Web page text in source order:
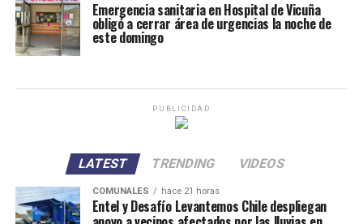
Emergencia sanitaria en Hospital de Vicuña
obligó a cerrar área de urgencias la noche de
este domingo
PUBLICIDAD
LATEST TRENDING VIDEOS
COMUNALES hace 21 horas
Entel y Desafío Levantemos Chile despliegan